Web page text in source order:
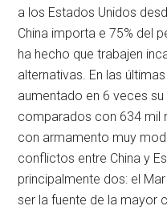
a los Estados Unidos
China importa e 75% del
ha hecho que trabajen
alternativas. En las
aumentado en 6 veces
comparados con 634 mil
con armamento muy
conflictos entre China y
principalmente dos: el
ser la fuente de la mayor